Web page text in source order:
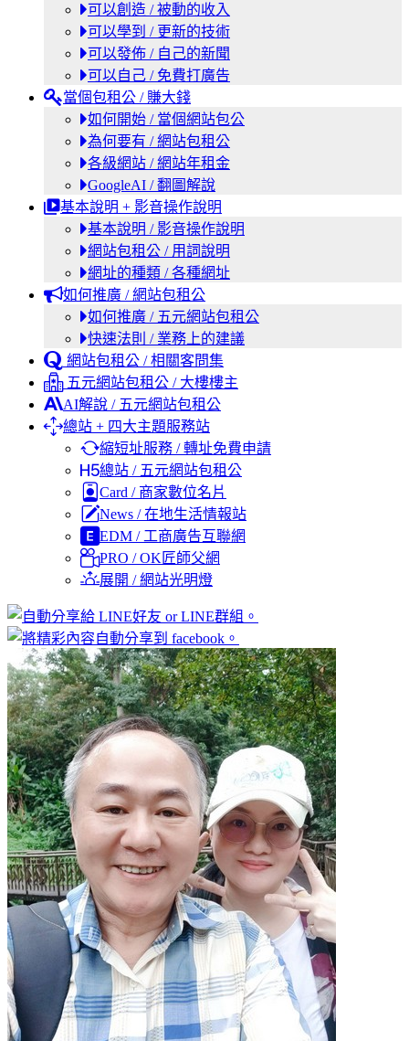
可以創造 / 被動的收入
可以學到 / 更新的技術
可以發佈 / 自己的新聞
可以自己 / 免費打廣告
當個包租公 / 賺大錢
如何開始 / 當個網站包公
為何要有 / 網站包租公
各級網站 / 網站年租金
GoogleAI / 翻圖解說
基本說明 + 影音操作說明
基本說明 / 影音操作說明
網站包租公 / 用詞說明
網址的種類 / 各種網址
如何推廣 / 網站包租公
如何推廣 / 五元網站包租公
快速法則 / 業務上的建議
網站包租公 / 相關客問集
五元網站包租公 / 大樓樓主
AI解說 / 五元網站包租公
總站 + 四大主題服務站
縮短址服務 / 轉址免費申請
總站 / 五元網站包租公
Card / 商家數位名片
News / 在地生活情報站
EDM / 工商廣告互聯網
PRO / OK匠師父網
展開 / 網站光明燈